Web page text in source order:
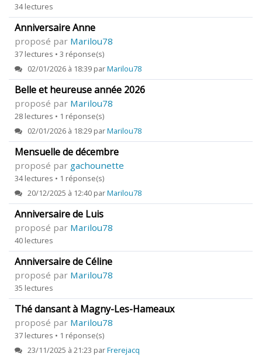
34 lectures
Anniversaire Anne
proposé par Marilou78
37 lectures • 3 réponse(s)
02/01/2026 à 18:39 parMarilou78
Belle et heureuse année 2026
proposé par Marilou78
28 lectures • 1 réponse(s)
02/01/2026 à 18:29 parMarilou78
Mensuelle de décembre
proposé par gachounette
34 lectures • 1 réponse(s)
20/12/2025 à 12:40 parMarilou78
Anniversaire de Luis
proposé par Marilou78
40 lectures
Anniversaire de Céline
proposé par Marilou78
35 lectures
Thé dansant à Magny-Les-Hameaux
proposé par Marilou78
37 lectures • 1 réponse(s)
23/11/2025 à 21:23 parFrerejacq